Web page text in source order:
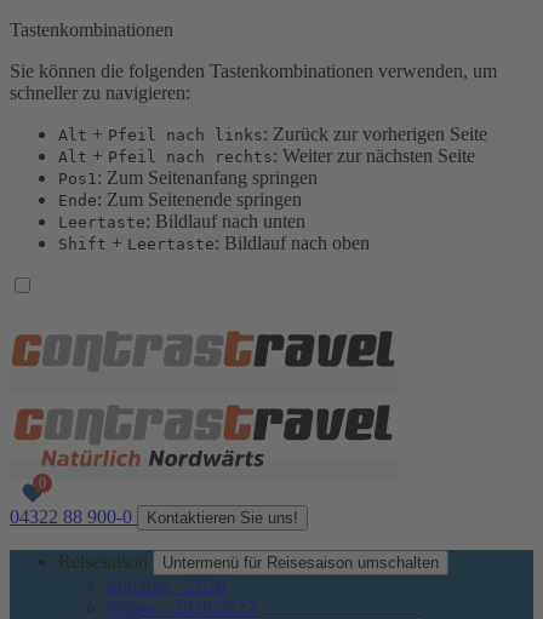
Tastenkombinationen
Sie können die folgenden Tastenkombinationen verwenden, um
schneller zu navigieren:
Alt + Pfeil nach links: Zurück zur vorherigen Seite
Alt + Pfeil nach rechts: Weiter zur nächsten Seite
Pos1: Zum Seitenanfang springen
Ende: Zum Seitenende springen
Leertaste: Bildlauf nach unten
Shift + Leertaste: Bildlauf nach oben
04322 88 900-0 Kontaktieren Sie uns!
Reisesaison Untermenü für Reisesaison umschalten
Sommer - 2026
Winter - 2026/2027